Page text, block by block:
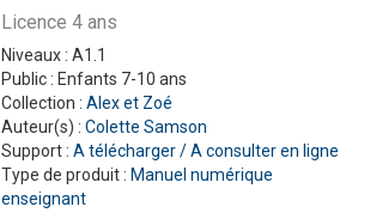
Licence 4 ans
Niveaux : A1.1
Public : Enfants 7-10 ans
Collection : Alex et Zoé
Auteur(s) : Colette Samson
Support : A télécharger / A consulter en ligne
Type de produit : Manuel numérique
enseignant